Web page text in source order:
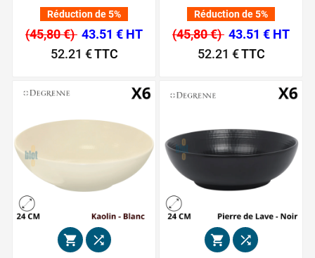
Réduction de 5%
(45,80 €) 43.51 € HT
52.21 €TTC
Réduction de 5%
(45,80 €) 43.51 € HT
52.21 €TTC
   